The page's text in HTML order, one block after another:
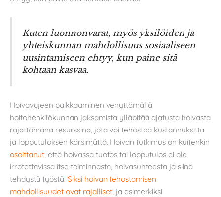
Kuten luonnonvarat, myös yksilöiden ja
yhteiskunnan mahdollisuus sosiaaliseen
uusintamiseen ehtyy, kun paine sitä
kohtaan kasvaa.
Hoivavajeen paikkaaminen venyttämällä
hoitohenkilökunnan jaksamista ylläpitää ajatusta hoivasta
rajattomana resurssina, jota voi tehostaa kustannuksitta
ja lopputuloksen kärsimättä. Hoivan tutkimus on kuitenkin
osoittanut, että hoivassa tuotos tai lopputulos ei ole
irrotettavissa itse toiminnasta, hoivasuhteesta ja siinä
tehdystä työstä. Siksi hoivan tehostamisen
mahdollisuudet ovat rajalliset, ja esimerkiksi